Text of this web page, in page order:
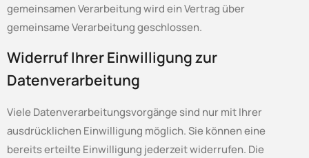
gemeinsamen Verarbeitung wird ein Vertrag über
gemeinsame Verarbeitung geschlossen.
Widerruf Ihrer Einwilligung zur
Datenverarbeitung
Viele Datenverarbeitungsvorgänge sind nur mit Ihrer
ausdrücklichen Einwilligung möglich. Sie können eine
bereits erteilte Einwilligung jederzeit widerrufen. Die